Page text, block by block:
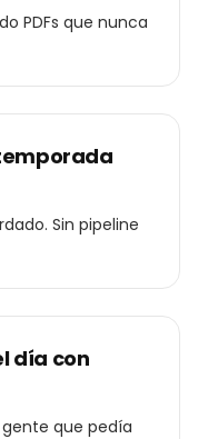
PDFs que nunca
Sin pipeline
día con
que pedía